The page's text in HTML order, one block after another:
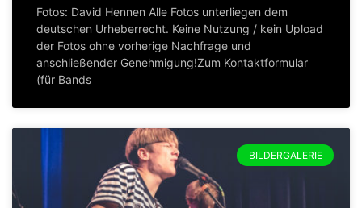
Fotos: David Hennen Alle Fotos unterliegen dem
deutschen Urheberrecht. Keine Nutzung / kein Upload
der Fotos ohne vorherige Nachfrage und
anschließender Genehmigung!Zum Kontaktformular
(für Bands
BILDERGALERIE